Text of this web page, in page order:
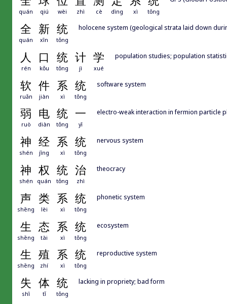
quán qiú wèi zhì cè dìng xì tǒng
全 新 统
quán xīn tǒng
holocene system (geological strata laid down
人 口 统 计 学
rén kǒu tǒng jì xué
population studies; population
软 件 系 统
ruǎn jiàn xì tǒng
software system
弱 电 统 一
ruò diàn tǒng yī
electro-weak interaction in fermion particle
神 经 系 统
shén jīng xì tǒng
nervous system
神 权 统 治
shén quán tǒng zhì
theocracy
声 类 系 统
shēng lèi xì tǒng
phonetic system
生 态 系 统
shēng tài xì tǒng
ecosystem
生 殖 系 统
shēng zhí xì tǒng
reproductive system
失 体 统
shī tǐ tǒng
lacking in propriety; bad form